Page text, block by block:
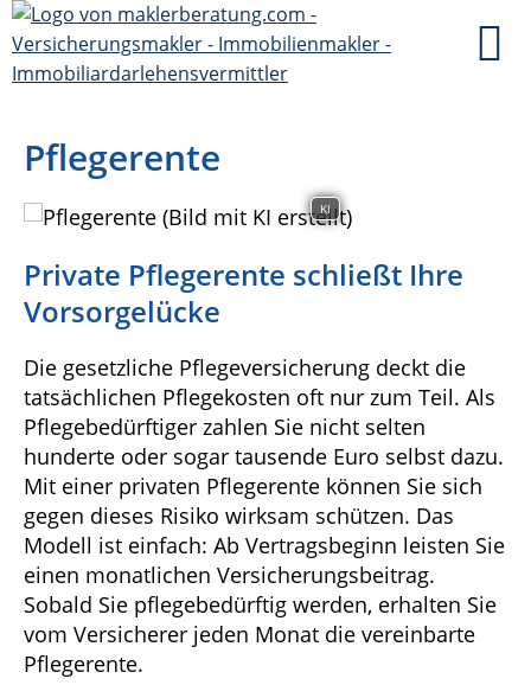
Pflegerente
KI
Private Pflegerente schließt Ihre
Vorsorgelücke
Die gesetzliche Pflegeversicherung deckt die
tatsächlichen Pflegekosten oft nur zum Teil. Als
Pflegebedürftiger zahlen Sie nicht selten
hunderte oder sogar tausende Euro selbst dazu.
Mit einer privaten Pflegerente können Sie sich
gegen dieses Risiko wirksam schützen. Das
Modell ist einfach: Ab Vertragsbeginn leisten Sie
einen monatlichen Versicherungsbeitrag.
Sobald Sie pflegebedürftig werden, erhalten Sie
vom Versicherer jeden Monat die vereinbarte
Pflegerente.